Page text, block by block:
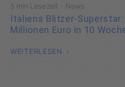
5 min Lesezeit · News
Italiens Blitzer-
Millionen Euro in 10
WEITERLESEN